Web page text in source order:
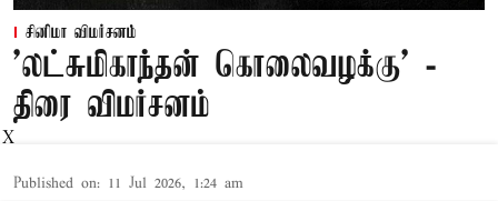
சினிமா விமர்சனம்
'லட்சுமிகாந்தன் கொலைவழக்கு' -
திரை விமர்சனம்
Published on: 11 Jul 2026, 1:24 am
X